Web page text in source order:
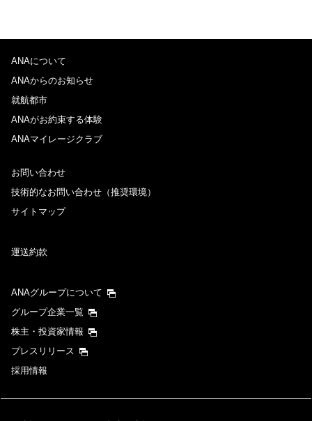
ANAについて
ANAからのお知らせ
就航都市
ANAがお約束する体験
ANAマイレージクラブ
お問い合わせ
技術的なお問い合わせ（推奨環境）
サイトマップ
運送約款
ANAグループについて
グループ企業一覧
株主・投資家情報
プレスリリース
採用情報